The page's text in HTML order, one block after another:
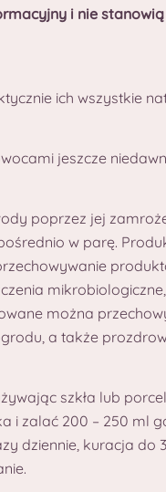
i nie
ich wszystkie
jeszcze
poprzez jej
w parę.
można
a także
szkła lub
zalać 200 – 250 ml
dziennie, kuracja